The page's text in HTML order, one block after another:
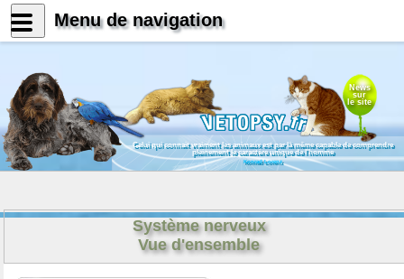
News
sur
le site
Celui qui connait vraiment les animaux est par là même capable de comprendre
pleinement le caractère unique de l'homme
Konrad Lorenz
Système nerveux
Vue d'ensemble
Menu de navigation